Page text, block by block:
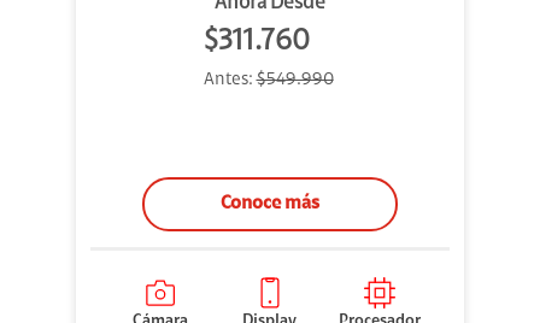
$311.760
Antes:$549.990
Conoce más